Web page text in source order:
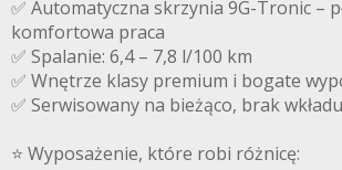
✅ Automatyczna skrzynia 9G-Tronic –
komfortowa praca
✅ Spalanie: 6,4 – 7,8 l/100 km
✅ Wnętrze klasy premium i bogate
✅ Serwisowany na bieżąco, brak
⭐️ Wyposażenie, które robi różnicę: